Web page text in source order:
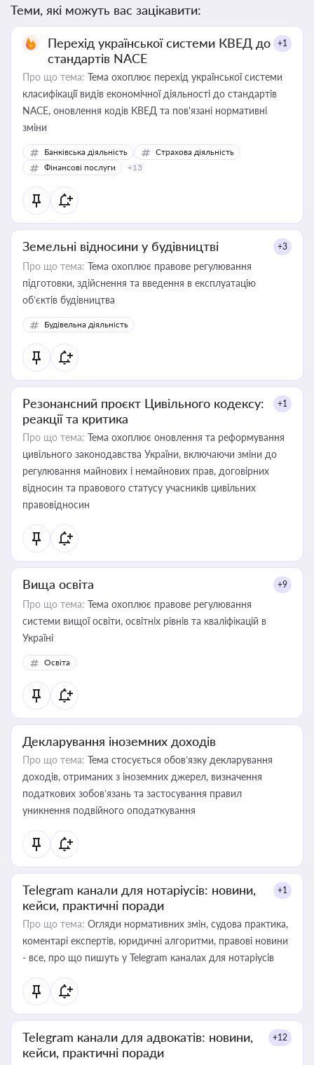
Теми, які можуть вас зацікавити:
Перехід української системи КВЕД до
стандартів NACE
+1
Про що тема: Тема охоплює перехід української системи
класифікації видів економічної діяльності до стандартів
NACE, оновлення кодів КВЕД та пов'язані нормативні
зміни
Банківська діяльність
Страхова діяльність
Фінансові послуги
+13
Земельні відносини у будівництві +3
Про що тема: Тема охоплює правове регулювання
підготовки, здійснення та введення в експлуатацію
об’єктів будівництва
Будівельна діяльність
Резонансний проєкт Цивільного кодексу:
реакції та критика
+1
Про що тема: Тема охоплює оновлення та реформування
цивільного законодавства України, включаючи зміни до
регулювання майнових і немайнових прав, договірних
відносин та правового статусу учасників цивільних
правовідносин
Вища освіта +9
Про що тема: Тема охоплює правове регулювання
системи вищої освіти, освітніх рівнів та кваліфікацій в
Україні
Освіта
Декларування іноземних доходів
Про що тема: Тема стосується обов’язку декларування
доходів, отриманих з іноземних джерел, визначення
податкових зобов’язань та застосування правил
уникнення подвійного оподаткування
Telegram канали для нотаріусів: новини,
кейси, практичні поради
+1
Про що тема: Огляди нормативних змін, судова практика,
коментарі експертів, юридичні алгоритми, правові новини
- все, про що пишуть у Telegram каналах для нотаріусів
Telegram канали для адвокатів: новини,
кейси, практичні поради
+12